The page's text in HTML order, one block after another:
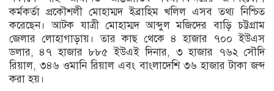
কর্মকর্তা প্রকৌশলী মোহাম্মদ ইব্রাহিম খলিল এসব তথ্য নিশ্চিত
করেছেন। আটক যাত্রী মোহাম্মদ আব্দুল মজিদের বাড়ি চট্টগ্রাম
জেলার লোহাগাড়ায়। তার কাছ থেকে ৪ হাজার ৭০০ ইউএস
ডলার, ৪৭ হাজার ৮৮৫ ইউএই দিনার, ৩ হাজার ৭৬২ সৌদি
রিয়াল, ৩৪৬ ওমানি রিয়াল এবং বাংলাদেশি ৩৬ হাজার টাকা জব্দ
করা হয়।